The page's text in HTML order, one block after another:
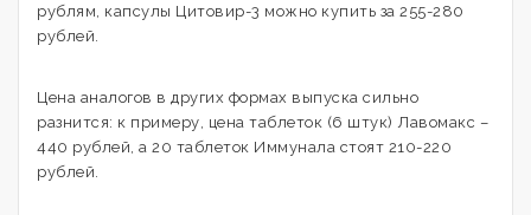
рублям, капсулы Цитовир-3 можно купить за 255-280
рублей.
Цена аналогов в других формах выпуска сильно
разнится: к примеру, цена таблеток (6 штук) Лавомакс –
440 рублей, а 20 таблеток Иммунала стоят 210-220
рублей.